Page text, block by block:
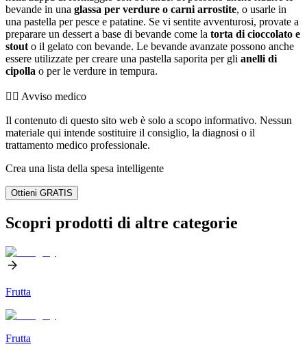
bevande in una glassa per verdure o carni arrostite, o usarle in
una pastella per pesce e patatine. Se vi sentite avventurosi, provate a
preparare un dessert a base di bevande come la torta di cioccolato e
stout o il gelato con bevande. Le bevande avanzate possono anche
essere utilizzate per creare una pastella saporita per gli anelli di
cipolla o per le verdure in tempura.
👨‍⚕️️ Avviso medico
Il contenuto di questo sito web è solo a scopo informativo. Nessun
materiale qui intende sostituire il consiglio, la diagnosi o il
trattamento medico professionale.
Crea una lista della spesa intelligente
Ottieni GRATIS
Scopri prodotti di altre categorie
Frutta
Frutta